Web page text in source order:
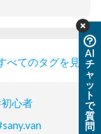
べてのタグを見る
初心者
sany.van
AI
チ
ャ
ッ
ト
で
質
問